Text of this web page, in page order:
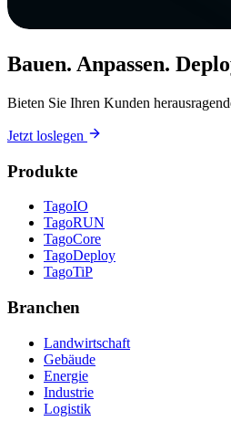
Bauen. Anpassen.
Bieten Sie Ihren Kunden
Jetzt loslegen
Produkte
TagoIO
TagoRUN
TagoCore
TagoDeploy
TagoTiP
Branchen
Landwirtschaft
Gebäude
Energie
Industrie
Logistik